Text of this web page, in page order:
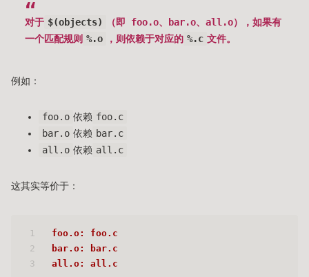
对于 $(objects)
（即 foo.o、bar.o、all.o），如果有
一个匹配规则 %.o ，则依赖于对应的 %.c 文件。
例如：
foo.o 依赖 foo.c
bar.o 依赖 bar.c
all.o 依赖 all.c
这其实等价于：
1
2
3
foo.o: foo.c
bar.o: bar.c
all.o: all.c